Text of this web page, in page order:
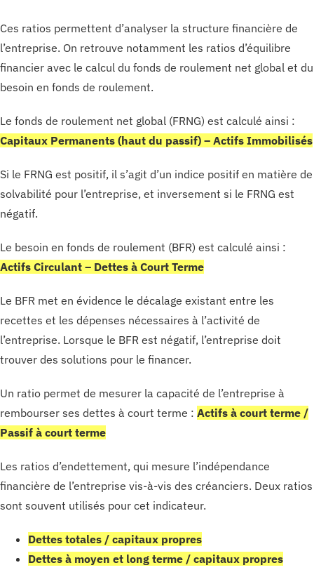
Ces ratios permettent d’analyser la structure financière de
l’entreprise. On retrouve notamment les ratios d’équilibre
financier avec le calcul du fonds de roulement net global et du
besoin en fonds de roulement.
Le fonds de roulement net global (FRNG) est calculé ainsi :
Capitaux Permanents (haut du passif) – Actifs Immobilisés
Si le FRNG est positif, il s’agit d’un indice positif en matière de
solvabilité pour l’entreprise, et inversement si le FRNG est
négatif.
Le besoin en fonds de roulement (BFR) est calculé ainsi :
Actifs Circulant – Dettes à Court Terme
Le BFR met en évidence le décalage existant entre les
recettes et les dépenses nécessaires à l’activité de
l’entreprise. Lorsque le BFR est négatif, l’entreprise doit
trouver des solutions pour le financer.
Un ratio permet de mesurer la capacité de l’entreprise à
rembourser ses dettes à court terme : Actifs à court terme /
Passif à court terme
Les ratios d’endettement, qui mesure l’indépendance
financière de l’entreprise vis-à-vis des créanciers. Deux ratios
sont souvent utilisés pour cet indicateur.
Dettes totales / capitaux propres
Dettes à moyen et long terme / capitaux propres